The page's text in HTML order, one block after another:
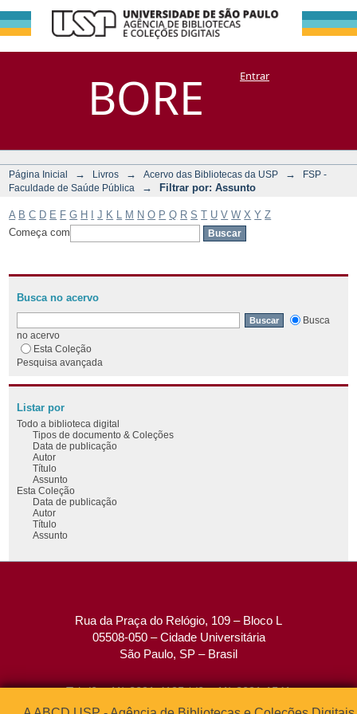
BORE
Filtrar por:
Assunto
DSpace/Manakin + CoriscoEntrar
Página Inicial → Livros → Acervo das Bibliotecas da USP →
FSP -
Faculdade de Saúde Pública
→ Filtrar por: Assunto
A B C D E F G H J K M N O P Q R S T U V W X Y Z
Começa com
Busca no acervo
Busca
no acervo
Esta Coleção
Pesquisa avançada
Listar por
Todo a biblioteca digital
Tipos de documento & Coleções
Data de publicação
Autor
Título
Assunto
Esta Coleção
Data de publicação
Autor
Título
Assunto
Rua da Praça do Relógio, 109 – Bloco L
05508-050 – Cidade Universitária
São Paulo, SP – Brasil
Tel: (0xx11) 3091-4195 / (0xx11) 3091-1541
Fax: (0xx11) 3091-1567